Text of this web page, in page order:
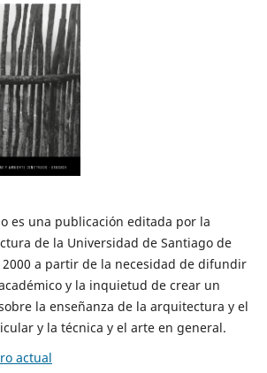
es una publicación editada por la
de la Universidad de Santiago de
a partir de la necesidad de difundir
y la inquietud de crear un
la enseñanza de la arquitectura y el
y la técnica y el arte en general.
actual